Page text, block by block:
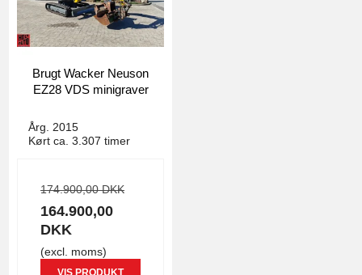
Brugt Wacker Neuson
EZ28 VDS minigraver
Årg. 2015
Kørt ca. 3.307 timer
174.900,00 DKK
164.900,00
DKK
(excl. moms)
VIS PRODUKT